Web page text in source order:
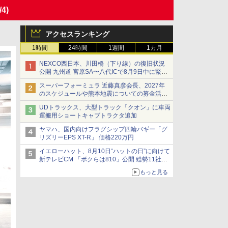
4)
アクセスランキング
1時間 24時間 1週間 1カ月
NEXCO西日本、川田橋（下り線）の復旧状況
公開 九州道 宮原SA〜八代ICで8月9日中に緊急
車両を通行可能に
スーパーフォーミュラ 近藤真彦会長、2027年
のスケジュールや熊本地震についての募金活動
を紹介
UDトラックス、大型トラック「クオン」に車両
運搬用ショートキャブトラクタ追加
ヤマハ、国内向けフラグシップ四輪バギー「グ
リズリーEPS XT-R」 価格220万円
イエローハット、8月10日“ハットの日”に向けて
新テレビCM 「ボクらは810」公開 総勢11社
もっと見る